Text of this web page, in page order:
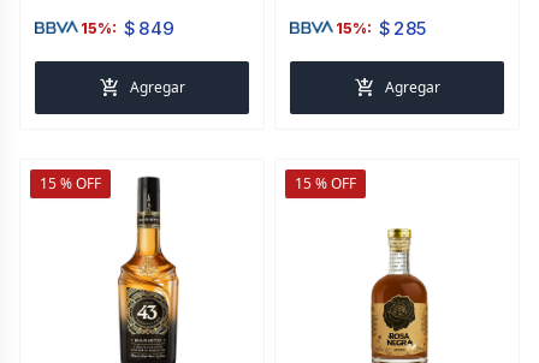
15%: $ 849
add_shopping_cart Agregar
15%: $ 285
add_shopping_cart Agregar
15 % OFF 15 % OFF